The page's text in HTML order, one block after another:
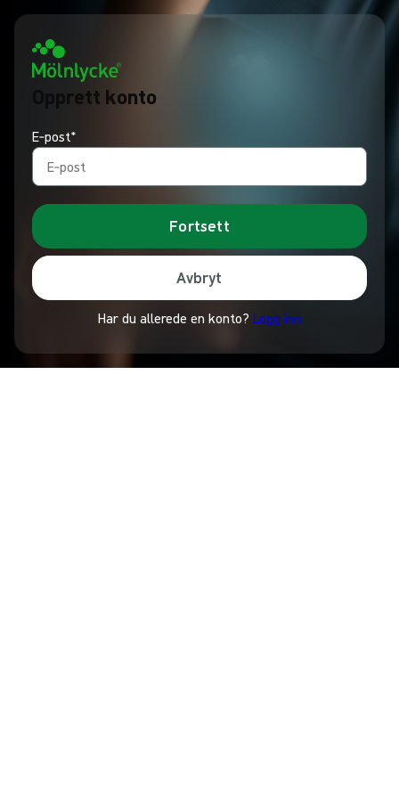
Opprett konto
E‑post*
Fortsett
Avbryt
Har du allerede en konto? Logg inn